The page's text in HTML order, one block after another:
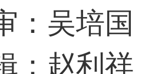
吴培国
赵利祥